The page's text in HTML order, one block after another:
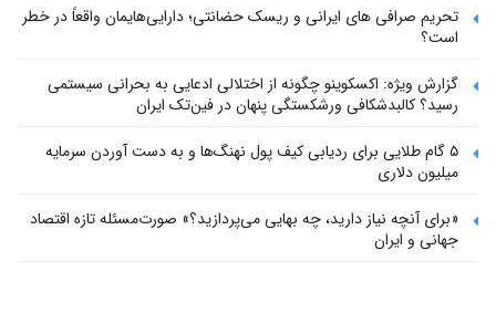
تحریم صرافی های ایرانی و ریسک حضانتی؛ دارایی‌هایمان واقعاً در خطر
است؟
گزارش ویژه: اکسکوینو چگونه از اختلالی ادعایی به بحرانی سیستمی
رسید؟ کالبدشکافی ورشکستگی پنهان در فین‌تک ایران
۵ گام طلایی برای ردیابی کیف پول‌ نهنگ‌ها و به دست آوردن سرمایه
میلیون دلاری
«برای آنچه نیاز دارید، چه بهایی می‌پردازید؟» صورت‌مسئله تازه اقتصاد
جهانی و ایران